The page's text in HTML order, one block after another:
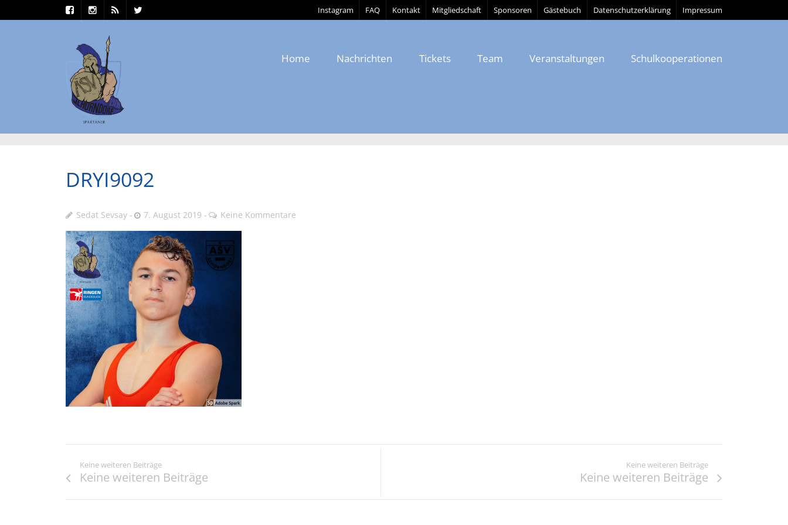
Instagram FAQ Kontakt Mitgliedschaft Sponsoren Gästebuch Datenschutzerklärung Impressum
Home Nachrichten Tickets Team Veranstaltungen Schulkooperationen
DRYI9092
Sedat Sevsay 7. August 2019 Keine Kommentare
Keine weiteren Beiträge
Keine weiteren Beiträge
Keine weiteren Beiträge
Keine weiteren Beiträge